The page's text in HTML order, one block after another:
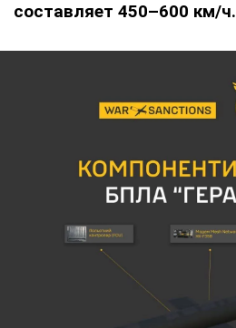
составляет 450–600 км/ч.